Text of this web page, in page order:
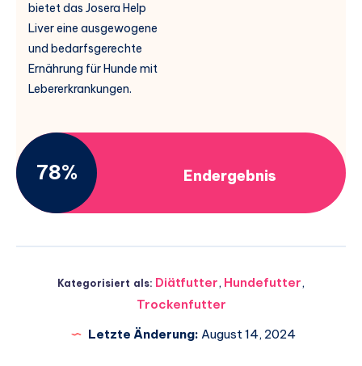
bietet das Josera Help
Liver eine ausgewogene
und bedarfsgerechte
Ernährung für Hunde mit
Lebererkrankungen.
78% Endergebnis
Kategorisiert als: Diätfutter, Hundefutter,
Trockenfutter
Letzte Änderung: August 14, 2024